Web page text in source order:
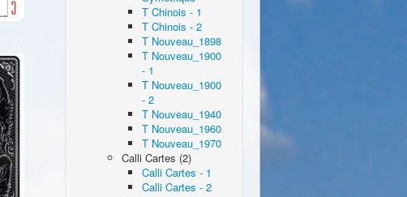
T Chinois - 1
T Chinois - 2
T Nouveau_1898
T Nouveau_1900
- 1
T Nouveau_1900
- 2
T Nouveau_1940
T Nouveau_1960
T Nouveau_1970
Calli Cartes (2)
Calli Cartes - 1
Calli Cartes - 2